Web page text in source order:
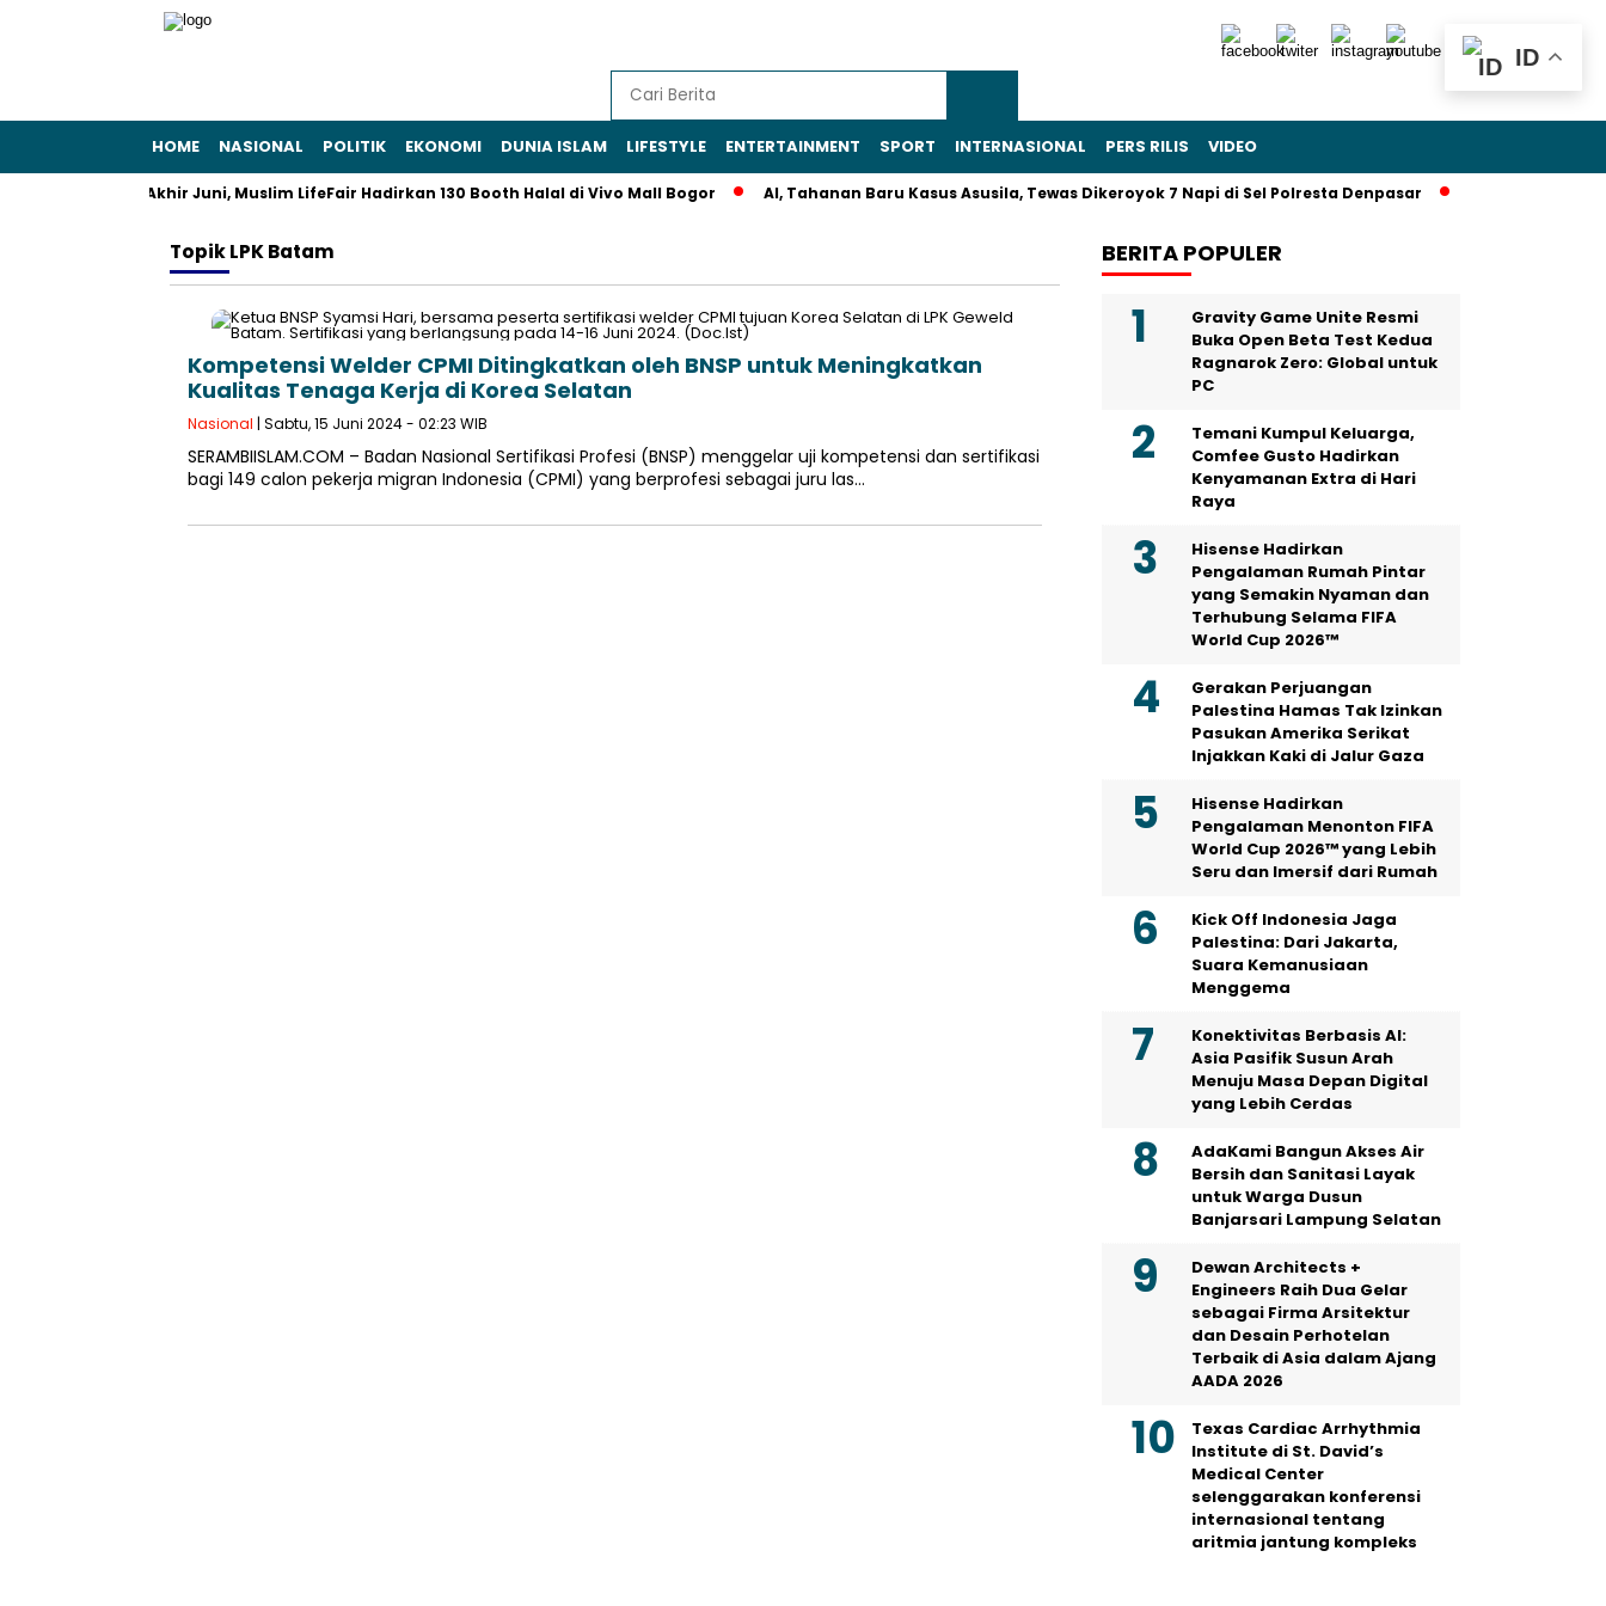
HOME NASIONAL POLITIK EKONOMI DUNIA ISLAM LIFESTYLE ENTERTAINMENT SPORT INTERNASIONAL PERS RILIS VIDEO
Gaya Hidup: Akhir Juni, Muslim LifeFair Hadirkan 130 Booth Halal di Vivo Mall Bogor AI, Tahanan Baru Kasus Asusila, Tewas Dikeroyok 7 Napi di Sel Polresta Denpasar
TopikLPK Batam
Kompetensi Welder CPMI Ditingkatkan oleh BNSP untuk Meningkatkan
Kualitas Tenaga Kerja di Korea Selatan
Nasional | Sabtu, 15 Juni 2024 - 02:23 WIB
SERAMBIISLAM.COM – Badan Nasional Sertifikasi Profesi (BNSP) menggelar uji kompetensi dan sertifikasi
bagi 149 calon pekerja migran Indonesia (CPMI) yang berprofesi sebagai juru las…
BERITA POPULER
Gravity Game Unite Resmi
Buka Open Beta Test Kedua
Ragnarok Zero: Global untuk
PC
Temani Kumpul Keluarga,
Comfee Gusto Hadirkan
Kenyamanan Extra di Hari
Raya
Hisense Hadirkan
Pengalaman Rumah Pintar
yang Semakin Nyaman dan
Terhubung Selama FIFA
World Cup 2026™
Gerakan Perjuangan
Palestina Hamas Tak Izinkan
Pasukan Amerika Serikat
Injakkan Kaki di Jalur Gaza
Hisense Hadirkan
Pengalaman Menonton FIFA
World Cup 2026™ yang Lebih
Seru dan Imersif dari Rumah
Kick Off Indonesia Jaga
Palestina: Dari Jakarta,
Suara Kemanusiaan
Menggema
Konektivitas Berbasis AI:
Asia Pasifik Susun Arah
Menuju Masa Depan Digital
yang Lebih Cerdas
AdaKami Bangun Akses Air
Bersih dan Sanitasi Layak
untuk Warga Dusun
Banjarsari Lampung Selatan
Dewan Architects +
Engineers Raih Dua Gelar
sebagai Firma Arsitektur
dan Desain Perhotelan
Terbaik di Asia dalam Ajang
AADA 2026
Texas Cardiac Arrhythmia
Institute di St. David’s
Medical Center
selenggarakan konferensi
internasional tentang
aritmia jantung kompleks
ID